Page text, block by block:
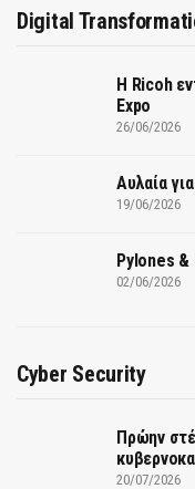
Digital
Η Ricoh
Expo
26/06/2026
Αυλαία
19/06/2026
Pylones &
02/06/2026
Cyber Security
Πρώην
20/07/2026